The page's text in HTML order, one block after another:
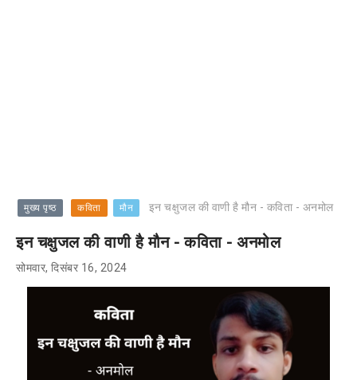
मुख्य पृष्ठ कविता मौन इन चक्षुजल की वाणी है मौन - कविता - अनमोल
इन चक्षुजल की वाणी है मौन - कविता - अनमोल
सोमवार, दिसंबर 16, 2024